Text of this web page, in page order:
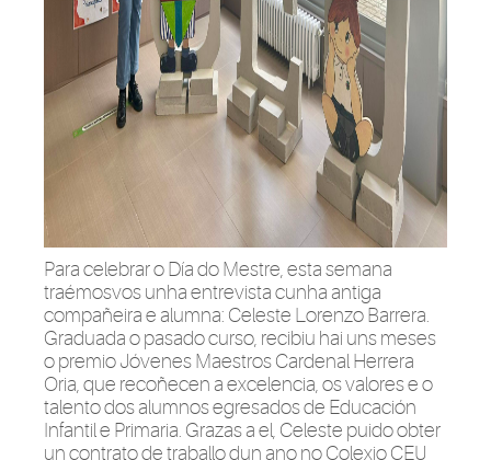
Para celebrar o Día do Mestre, esta semana
traémosvos unha entrevista cunha antiga
compañeira e alumna: Celeste Lorenzo Barrera.
Graduada o pasado curso, recibiu hai uns meses
o premio Jóvenes Maestros Cardenal Herrera
Oria, que recoñecen a excelencia, os valores e o
talento dos alumnos egresados de Educación
Infantil e Primaria. Grazas a el, Celeste puido obter
un contrato de traballo dun ano no Colexio CEU